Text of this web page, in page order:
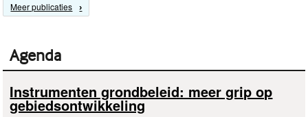
Meer publicaties
Agenda
Instrumenten grondbeleid: meer grip op
gebiedsontwikkeling